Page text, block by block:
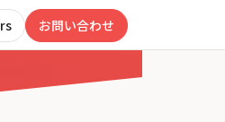
お問い合わせ